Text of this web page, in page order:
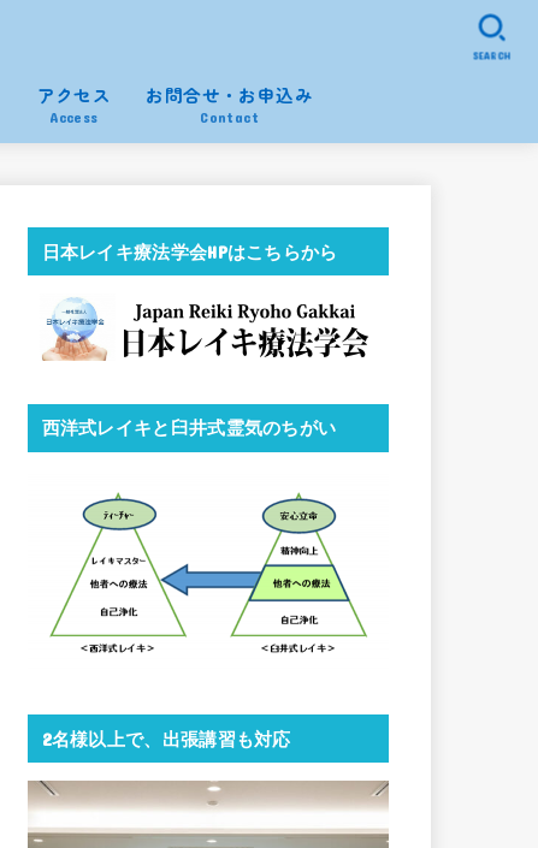
アクセス
Access
お問合せ・お申込み
Contact
SEARCH
日本レイキ療法学会HPはこちらから
西洋式レイキと臼井式霊気のちがい
2名様以上で、出張講習も対応